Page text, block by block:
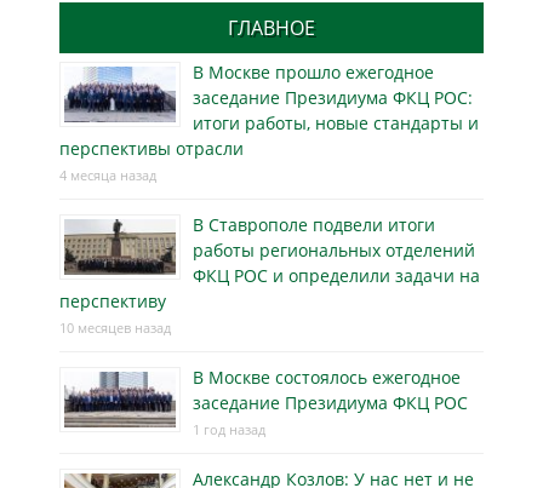
ГЛАВНОЕ
В Москве прошло ежегодное
заседание Президиума ФКЦ РОС:
итоги работы, новые стандарты и
перспективы отрасли
4 месяца назад
В Ставрополе подвели итоги
работы региональных отделений
ФКЦ РОС и определили задачи на
перспективу
10 месяцев назад
В Москве состоялось ежегодное
заседание Президиума ФКЦ РОС
1 год назад
Александр Козлов: У нас нет и не